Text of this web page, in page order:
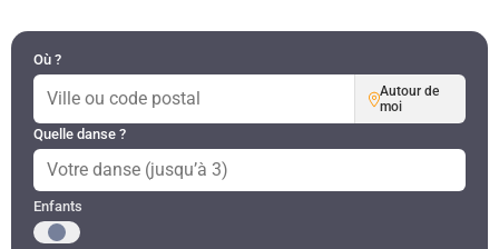
Où ?
Autour de
moi
Quelle danse ?
Public recherché
Enfants